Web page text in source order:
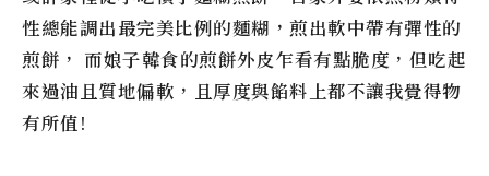
性總能調出最完美比例的麵糊，煎出軟中帶有彈性的
煎餅， 而娘子韓食的煎餅外皮乍看有點脆度，但吃起
來過油且質地偏軟，且厚度與餡料上都不讓我覺得物
有所值!